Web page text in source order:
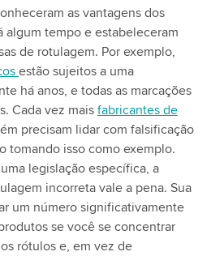
as vantagens dos
algum tempo e estabeleceram
de rotulagem. Por exemplo,
estão sujeitos a uma
há anos, e todas as marcações
Cada vez mais fabricantes de
precisam lidar com falsificação
tomando isso como exemplo.
legislação específica, a
incorreta vale a pena. Sua
um número significativamente
se você se concentrar
rótulos e, em vez de